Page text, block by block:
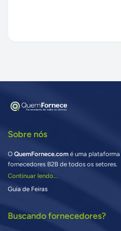
Sobre nós
O QuemFornece.com é uma
fornecedores B2B de todos os setores.
Continuar lendo...
Guia de Feiras
Buscando fornecedores?